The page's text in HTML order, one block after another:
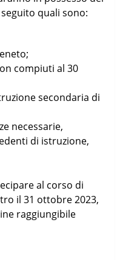
quali sono:
compiuti al 30
secondaria di
necessarie,
di istruzione,
al corso di
il 31 ottobre 2023,
raggiungibile